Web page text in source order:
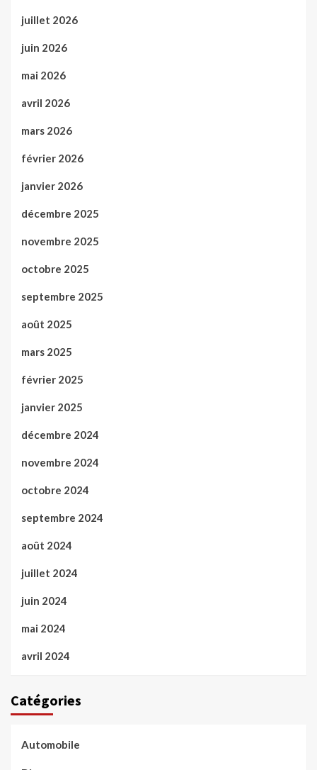
juillet 2026
juin 2026
mai 2026
avril 2026
mars 2026
février 2026
janvier 2026
décembre 2025
novembre 2025
octobre 2025
septembre 2025
août 2025
mars 2025
février 2025
janvier 2025
décembre 2024
novembre 2024
octobre 2024
septembre 2024
août 2024
juillet 2024
juin 2024
mai 2024
avril 2024
Catégories
Automobile